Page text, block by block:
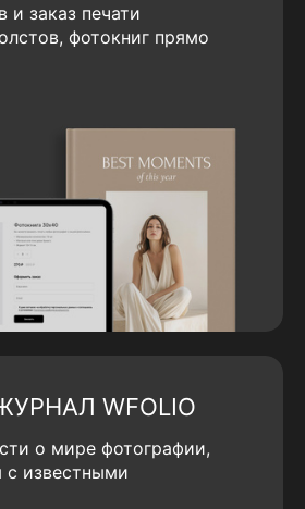
и заказ печати
фотокниг прямо
WFOLIO
о мире фотографии,
известными